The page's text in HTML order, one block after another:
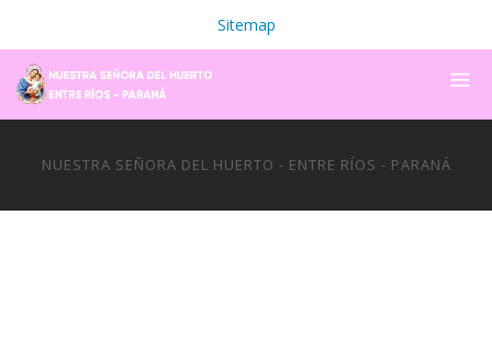
Sitemap
NUESTRA SEÑORA DEL HUERTO - ENTRE RÍOS - PARANÁ